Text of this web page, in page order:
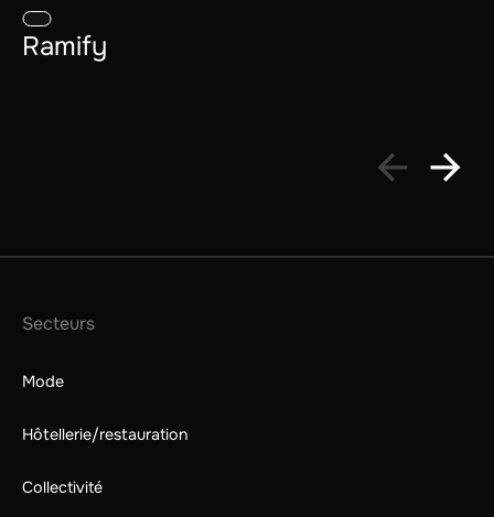
Ramify
Secteurs
Mode
Hôtellerie/restauration
Collectivité